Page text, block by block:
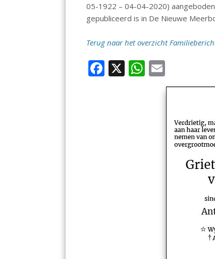
05-1922 – 04-04-2020)
gepubliceerd is in De Nieuwe
Terug naar het overzicht
F
ac
X W
h m